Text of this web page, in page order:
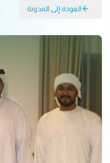
العودة إلى المدونة